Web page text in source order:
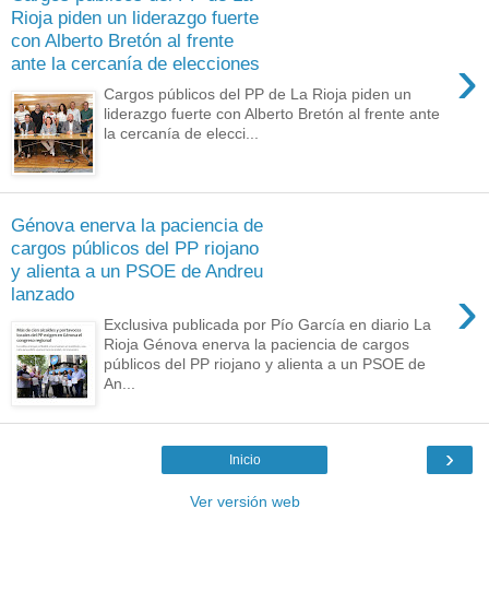
Rioja piden un liderazgo fuerte
con Alberto Bretón al frente
ante la cercanía de elecciones
›
Cargos públicos del PP de La Rioja piden un
liderazgo fuerte con Alberto Bretón al frente ante
la cercanía de elecci...
Génova enerva la paciencia de
cargos públicos del PP riojano
y alienta a un PSOE de Andreu
lanzado
›
Exclusiva publicada por Pío García en diario La
Rioja Génova enerva la paciencia de cargos
públicos del PP riojano y alienta a un PSOE de
An...
›
Inicio
Ver versión web